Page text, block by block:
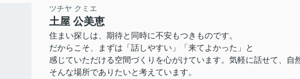
ツチヤ クミエ
土屋 公美恵
住まい探しは、期待と同時に不安もつきものです。
だからこそ、まずは「話しやすい」「来てよかった」と
感じていただける空間づくりを心がけています。気軽に話せて、自
そんな場所でありたいと考えています。